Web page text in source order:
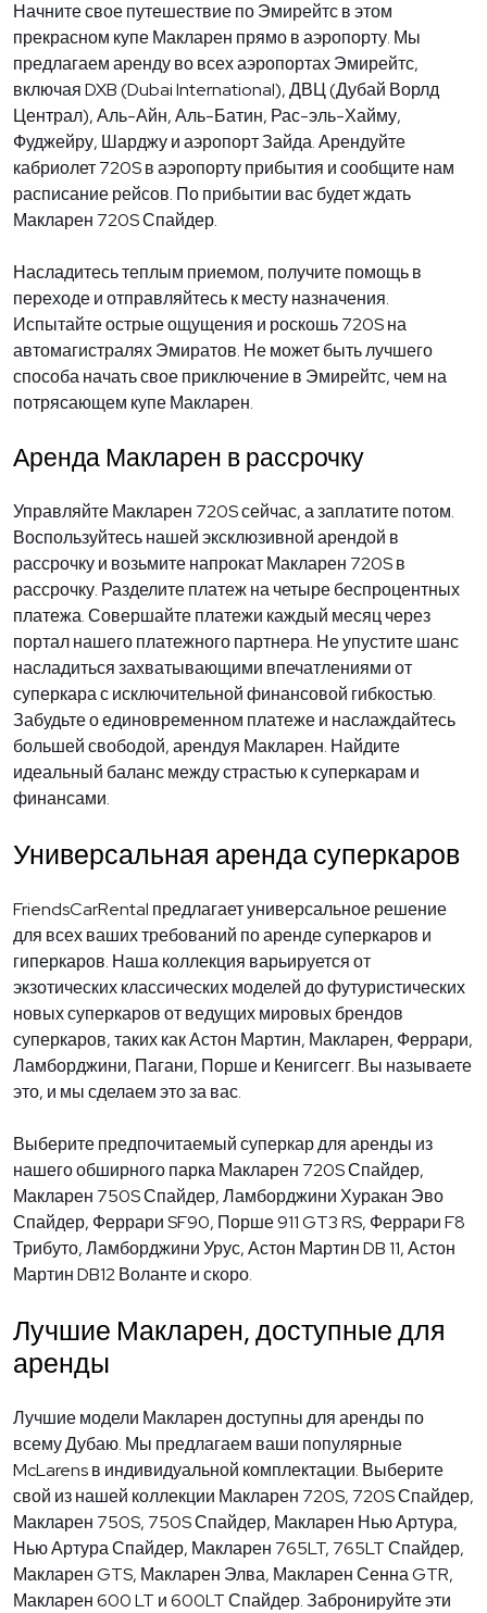
Начните свое путешествие по Эмирейтс в этом
прекрасном купе Макларен прямо в аэропорту. Мы
предлагаем аренду во всех аэропортах Эмирейтс,
включая DXB (Dubai International), ДВЦ (Дубай Ворлд
Централ), Аль-Айн, Аль-Батин, Рас-эль-Хайму,
Фуджейру, Шарджу и аэропорт Зайда. Арендуйте
кабриолет 720S в аэропорту прибытия и сообщите нам
расписание рейсов. По прибытии вас будет ждать
Макларен 720S Спайдер.
Насладитесь теплым приемом, получите помощь в
переходе и отправляйтесь к месту назначения.
Испытайте острые ощущения и роскошь 720S на
автомагистралях Эмиратов. Не может быть лучшего
способа начать свое приключение в Эмирейтс, чем на
потрясающем купе Макларен.
Аренда Макларен в рассрочку
Управляйте Макларен 720S сейчас, а заплатите потом.
Воспользуйтесь нашей эксклюзивной арендой в
рассрочку и возьмите напрокат Макларен 720S в
рассрочку. Разделите платеж на четыре беспроцентных
платежа. Совершайте платежи каждый месяц через
портал нашего платежного партнера. Не упустите шанс
насладиться захватывающими впечатлениями от
суперкара с исключительной финансовой гибкостью.
Забудьте о единовременном платеже и наслаждайтесь
большей свободой, арендуя Макларен. Найдите
идеальный баланс между страстью к суперкарам и
финансами.
Универсальная аренда суперкаров
FriendsCarRental предлагает универсальное решение
для всех ваших требований по аренде суперкаров и
гиперкаров. Наша коллекция варьируется от
экзотических классических моделей до футуристических
новых суперкаров от ведущих мировых брендов
суперкаров, таких как Астон Мартин, Макларен, Феррари,
Ламборджини, Пагани, Порше и Кенигсегг. Вы называете
это, и мы сделаем это за вас.
Выберите предпочитаемый суперкар для аренды из
нашего обширного парка Макларен 720S Спайдер,
Макларен 750S Спайдер, Ламборджини Хуракан Эво
Спайдер, Феррари SF90, Порше 911 GT3 RS, Феррари F8
Трибуто, Ламборджини Урус, Астон Мартин DB 11, Астон
Мартин DB12 Воланте и скоро.
Лучшие Макларен, доступные для
аренды
Лучшие модели Макларен доступны для аренды по
всему Дубаю. Мы предлагаем ваши популярные
McLarens в индивидуальной комплектации. Выберите
свой из нашей коллекции Макларен 720S, 720S Спайдер,
Макларен 750S, 750S Спайдер, Макларен Нью Артура,
Нью Артура Спайдер, Макларен 765LT, 765LT Спайдер,
Макларен GTS, Макларен Элва, Макларен Сенна GTR,
Макларен 600 LT и 600LT Спайдер. Забронируйте эти